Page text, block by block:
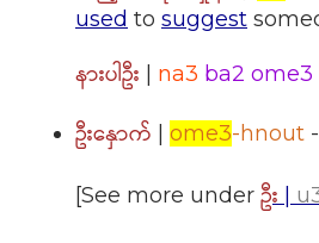
used to suggest
နားပါဦး | na3 ba2 ome3
ဦးနှောက် | ome3-hnout -
[See more under ဦး |